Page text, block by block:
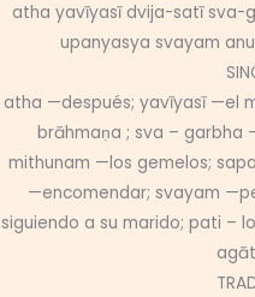
atha yavīyasī dvija-satī sva-
upanyasya svayam
atha —después; yavīyasī —el
brāhmaṇa ; sva – garbha
mithunam —los gemelos;
—encomendar; svayam
siguiendo a su marido; pati –